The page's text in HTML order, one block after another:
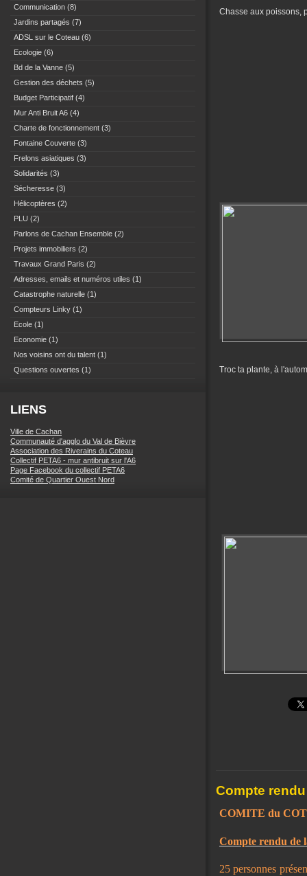
Communication (8)
Jardins partagés (7)
ADSL sur le Coteau (6)
Ecologie (6)
Bd de la Vanne (5)
Gestion des déchets (5)
Budget Participatif (4)
Mur Anti Bruit A6 (4)
Charte de fonctionnement (3)
Fontaine Couverte (3)
Frelons asiatiques (3)
Solidarités (3)
Sécheresse (3)
Hélicoptères (2)
PLU (2)
Parlons de Cachan Ensemble (2)
Projets immobiliers (2)
Travaux Grand Paris (2)
Adresses, emails et numéros utiles (1)
Catastrophe naturelle (1)
Compteurs Linky (1)
Ecole (1)
Economie (1)
Nos voisins ont du talent (1)
Questions ouvertes (1)
LIENS
Ville de Cachan
Communauté d'agglo du Val de Bièvre
Association des Riverains du Coteau
Collectif PETA6 - mur antibruit sur l'A6
Page Facebook du collectif PETA6
Comité de Quartier Ouest Nord
Chasse aux poissons,
Troc ta plante, à
Compte
COMITE du
Compte rendu de
25 personnes